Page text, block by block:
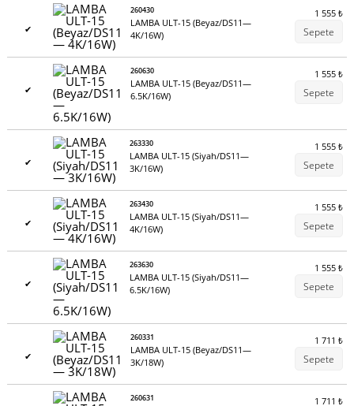
✔
260430
LAMBA ULT-15 (Beyaz/DS11—
4K/16W)
1 555₺
Sepete
✔
260630
LAMBA ULT-15 (Beyaz/DS11—
6.5K/16W)
1 555₺
Sepete
✔
263330
LAMBA ULT-15 (Siyah/DS11—
3K/16W)
1 555₺
Sepete
✔
263430
LAMBA ULT-15 (Siyah/DS11—
4K/16W)
1 555₺
Sepete
✔
263630
LAMBA ULT-15 (Siyah/DS11—
6.5K/16W)
1 555₺
Sepete
✔
260331
LAMBA ULT-15 (Beyaz/DS11—
3K/18W)
1 711₺
Sepete
260631 1 711₺